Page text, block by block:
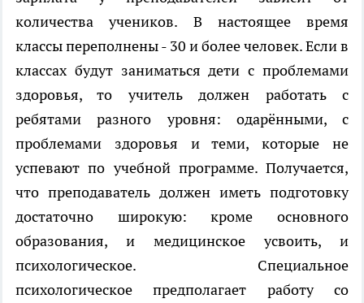
количества учеников. В настоящее время
классы переполнены - 30 и более человек. Если в
классах будут заниматься дети с проблемами
здоровья, то учитель должен работать с
ребятами разного уровня: одарёнными, с
проблемами здоровья и теми, которые не
успевают по учебной программе. Получается,
что преподаватель должен иметь подготовку
достаточно широкую: кроме основного
образования, и медицинское усвоить, и
психологическое. Специальное
психологическое предполагает работу со